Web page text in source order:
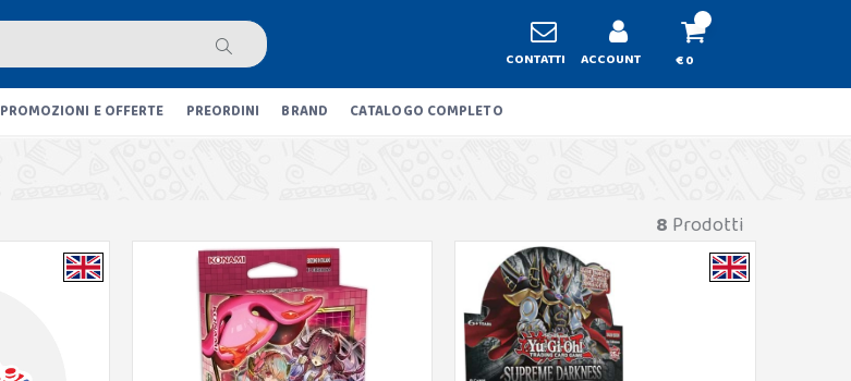
CONTATTI ACCOUNT € 0
PROMOZIONI E OFFERTE PREORDINI BRAND CATALOGO COMPLETO
8 Prodotti